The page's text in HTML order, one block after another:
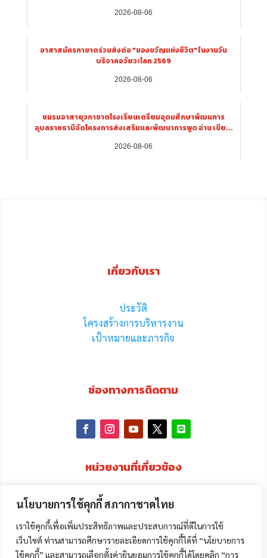
นโยบายการใช้คุกกี้ สภากาชาดไทย
เราใช้คุกกี้เพื่อเพิ่มประสิทธิภาพและประสบการณ์ที่ดีในการใช้
เว็บไซต์ ท่านสามารถศึกษารายละเอียดการใช้คุกกี้ได้ที่ “นโยบายการ
ใช้คุกกี้” และสามารถเลือกตั้งค่ายินยอมการใช้คุกกี้ได้โดยคลิก “การ
2026-08-06
อาสาสมัครกาชาดร่วมส่งต่อ "ของขวัญแห่งชีวิต" ในงานวัน
บริจาคอวัยวะโลก 2569
2026-08-06
ชมรมอาสายุวกาชาดโรงเรียนเตรียมอุดมศึกษาพัฒนการ
อุบลราชธานีจัดโครงการส่งเสริมและพัฒนาการพูด อ่าน เขีย...
2026-08-06
เกี่ยวกับเรา
ประวัติ
โครงสร้างการบริหารงาน
เป้าหมายและภารกิจ
ช่องทางการติดตาม
หน่วยงานที่เกี่ยวข้อง